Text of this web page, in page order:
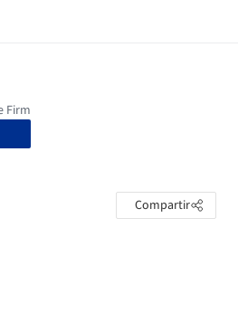
Compartir